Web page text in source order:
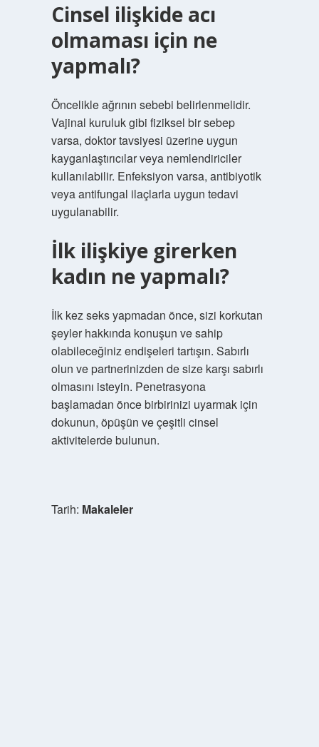
Cinsel ilişkide acı
olmaması için ne
yapmalı?
Öncelikle ağrının sebebi belirlenmelidir.
Vajinal kuruluk gibi fiziksel bir sebep
varsa, doktor tavsiyesi üzerine uygun
kayganlaştırıcılar veya nemlendiriciler
kullanılabilir. Enfeksiyon varsa, antibiyotik
veya antifungal ilaçlarla uygun tedavi
uygulanabilir.
İlk ilişkiye girerken
kadın ne yapmalı?
İlk kez seks yapmadan önce, sizi korkutan
şeyler hakkında konuşun ve sahip
olabileceğiniz endişeleri tartışın. Sabırlı
olun ve partnerinizden de size karşı sabırlı
olmasını isteyin. Penetrasyona
başlamadan önce birbirinizi uyarmak için
dokunun, öpüşün ve çeşitli cinsel
aktivitelerde bulunun.
Tarih: Makaleler